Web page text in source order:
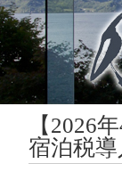
【2026
宿泊税